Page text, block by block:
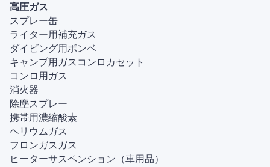
高圧ガス
スプレー缶
ライター用補充ガス
ダイビング用ボンベ
キャンプ用ガスコンロカセット
コンロ用ガス
消火器
除塵スプレー
携帯用濃縮酸素
ヘリウムガス
フロンガスガス
ヒーターサスペンション（車用品）